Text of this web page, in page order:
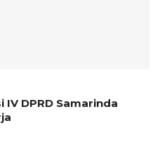
DPRD Samarinda